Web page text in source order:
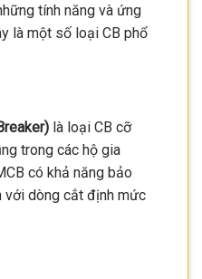
tính năng và ứng
là một số loại CB phổ
là loại CB cỡ
trong các hộ gia
có khả năng bảo
với dòng cắt định mức